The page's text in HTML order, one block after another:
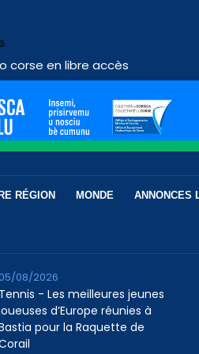
corse en libre accès
RÉGION MONDE ANNONCES
Tennis - Les meilleures jeunes
d’Europe réunies à
pour la Raquette de
05/08/2026